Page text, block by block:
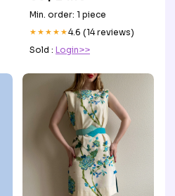
Min. order: 1 piece
★★★★★4.6 (14 reviews)
Sold : Login>>